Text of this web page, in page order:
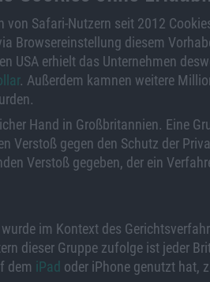
von Safari-Nutzern seit 2012
Browsereinstellung diesem
USA erhielt das Unternehmen
. Außerdem kamnen weitere
Hand in Großbritannien. Eine
Verstoß gegen den Schutz der
Verstoß gegeben, der ein
im Kontext des
dieser Gruppe zufolge ist jeder
dem iPad oder iPhone genutzt hat,